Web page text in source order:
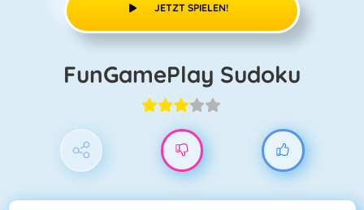
JETZT SPIELEN!
FunGamePlay Sudoku